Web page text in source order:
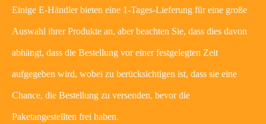
Einige E-Händler bieten eine 1-Tages-Lieferung für eine große
Auswahl ihrer Produkte an, aber beachten Sie, dass dies davon
abhängt, dass die Bestellung vor einer festgelegten Zeit
aufgegeben wird, wobei zu berücksichtigen ist, dass sie eine
Chance, die Bestellung zu versenden, bevor die
Paketangestellten frei haben.